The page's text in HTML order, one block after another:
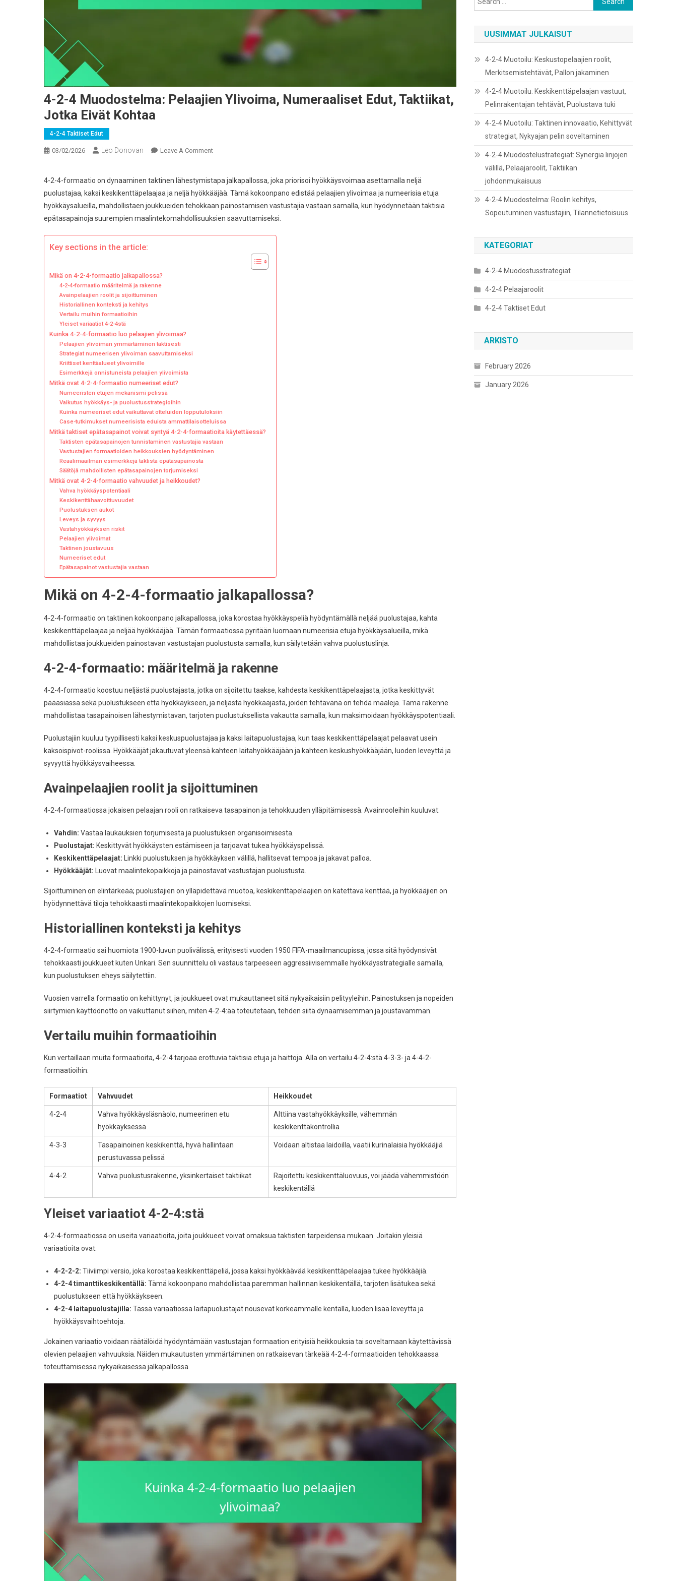
4-2-4 Muodostelma: Pelaajien Ylivoima, Numeraaliset Edut, Taktiikat,
Jotka Eivät Kohtaa
4-2-4 Taktiset Edut
03/02/2026 Leo Donovan Leave A CommentOn
4
Muodostelma:
Pelaajien
Ylivoima,
4-2-4-formaatio on dynaaminen taktinen lähestymistapa jalkapallossa, joka priorisoi hyökkäysvoimaa asettamalla neljä
puolustajaa, kaksi keskikenttäpelaajaa ja neljä hyökkääjää. Tämä kokoonpano edistää pelaajien ylivoimaa ja numeerisia etuja
hyökkäysalueilla, mahdollistaen joukkueiden tehokkaan painostamisen vastustajia vastaan samalla, kun hyödynnetään taktisia
epätasapainoja suurempien maalintekomahdollisuuksien saavuttamiseksi.
Key sections in the article:
Mikä on 4-2-4-formaatio jalkapallossa?
4-2-4-formaatio määritelmä ja rakenne
Avainpelaajien roolit ja sijoittuminen
Historiallinen konteksti ja kehitys
Vertailu muihin formaatioihin
Yleiset variaatiot 4-2-4stä
Kuinka 4-2-4-formaatio luo pelaajien ylivoimaa?
Pelaajien ylivoiman ymmärtäminen taktisesti
Strategiat numeerisen ylivoiman saavuttamiseksi
Kriittiset kenttäalueet ylivoimille
Esimerkkejä onnistuneista pelaajien ylivoimista
Mitkä ovat 4-2-4-formaatio numeeriset edut?
Numeeristen etujen mekanismi pelissä
Vaikutus hyökkäys- ja puolustusstrategioihin
Kuinka numeeriset edut vaikuttavat otteluiden lopputuloksiin
Case-tutkimukset numeerisista eduista ammattilaisotteluissa
Mitkä taktiset epätasapainot voivat syntyä 4-2-4-formaatioita käytettäessä?
Taktisten epätasapainojen tunnistaminen vastustajia vastaan
Vastustajien formaatioiden heikkouksien hyödyntäminen
Reaalimaailman esimerkkejä taktista epätasapainosta
Säätöjä mahdollisten epätasapainojen torjumiseksi
Mitkä ovat 4-2-4-formaatio vahvuudet ja heikkoudet?
Vahva hyökkäyspotentiaali
Keskikenttähaavoittuvuudet
Puolustuksen aukot
Leveys ja syvyys
Vastahyökkäyksen riskit
Pelaajien ylivoimat
Taktinen joustavuus
Numeeriset edut
Epätasapainot vastustajia vastaan
Mikä on 4-2-4-formaatio jalkapallossa?
4-2-4-formaatio on taktinen kokoonpano jalkapallossa, joka korostaa hyökkäyspeliä hyödyntämällä neljää puolustajaa, kahta
keskikenttäpelaajaa ja neljää hyökkääjää. Tämän formaatiossa pyritään luomaan numeerisia etuja hyökkäysalueilla, mikä
mahdollistaa joukkueiden painostavan vastustajan puolustusta samalla, kun säilytetään vahva puolustuslinja.
4-2-4-formaatio: määritelmä ja rakenne
4-2-4-formaatio koostuu neljästä puolustajasta, jotka on sijoitettu taakse, kahdesta keskikenttäpelaajasta, jotka keskittyvät
pääasiassa sekä puolustukseen että hyökkäykseen, ja neljästä hyökkääjästä, joiden tehtävänä on tehdä maaleja. Tämä rakenne
mahdollistaa tasapainoisen lähestymistavan, tarjoten puolustuksellista vakautta samalla, kun maksimoidaan hyökkäyspotentiaali.
Puolustajiin kuuluu tyypillisesti kaksi keskuspuolustajaa ja kaksi laitapuolustajaa, kun taas keskikenttäpelaajat pelaavat usein
kaksoispivot-roolissa. Hyökkääjät jakautuvat yleensä kahteen laitahyökkääjään ja kahteen keskushyökkääjään, luoden leveyttä ja
syvyyttä hyökkäysvaiheessa.
Avainpelaajien roolit ja sijoittuminen
4-2-4-formaatiossa jokaisen pelaajan rooli on ratkaiseva tasapainon ja tehokkuuden ylläpitämisessä. Avainrooleihin kuuluvat:
Vahdin: Vastaa laukauksien torjumisesta ja puolustuksen organisoimisesta.
Puolustajat: Keskittyvät hyökkäysten estämiseen ja tarjoavat tukea hyökkäyspelissä.
Keskikenttäpelaajat: Linkki puolustuksen ja hyökkäyksen välillä, hallitsevat tempoa ja jakavat palloa.
Hyökkääjät: Luovat maalintekopaikkoja ja painostavat vastustajan puolustusta.
Sijoittuminen on elintärkeää; puolustajien on ylläpidettävä muotoa, keskikenttäpelaajien on katettava kenttää, ja hyökkääjien on
hyödynnettävä tiloja tehokkaasti maalintekopaikkojen luomiseksi.
Historiallinen konteksti ja kehitys
4-2-4-formaatio sai huomiota 1900-luvun puolivälissä, erityisesti vuoden 1950 FIFA-maailmancupissa, jossa sitä hyödynsivät
tehokkaasti joukkueet kuten Unkari. Sen suunnittelu oli vastaus tarpeeseen aggressiivisemmalle hyökkäysstrategialle samalla,
kun puolustuksen eheys säilytettiin.
Vuosien varrella formaatio on kehittynyt, ja joukkueet ovat mukauttaneet sitä nykyaikaisiin pelityyleihin. Painostuksen ja nopeiden
siirtymien käyttöönotto on vaikuttanut siihen, miten 4-2-4:ää toteutetaan, tehden siitä dynaamisemman ja joustavamman.
Vertailu muihin formaatioihin
Kun vertaillaan muita formaatioita, 4-2-4 tarjoaa erottuvia taktisia etuja ja haittoja. Alla on vertailu 4-2-4:stä 4-3-3- ja 4-4-2-
formaatioihin:
Formaatiot Vahvuudet Heikkoudet
4-2-4
Vahva hyökkäysläsnäolo, numeerinen etu
hyökkäyksessä
Alttiina vastahyökkäyksille, vähemmän
keskikenttäkontrollia
4-3-3
Tasapainoinen keskikenttä, hyvä hallintaan
perustuvassa pelissä
Voidaan altistaa laidoilla, vaatii kurinalaisia hyökkääjiä
4-4-2 Vahva puolustusrakenne, yksinkertaiset taktiikat
Rajoitettu keskikenttäluovuus, voi jäädä vähemmistöön
keskikentällä
Yleiset variaatiot 4-2-4:stä
4-2-4-formaatiossa on useita variaatioita, joita joukkueet voivat omaksua taktisten tarpeidensa mukaan. Joitakin yleisiä
variaatioita ovat:
4-2-2-2: Tiiviimpi versio, joka korostaa keskikenttäpeliä, jossa kaksi hyökkäävää keskikenttäpelaajaa tukee hyökkääjiä.
4-2-4 timanttikeskikentällä: Tämä kokoonpano mahdollistaa paremman hallinnan keskikentällä, tarjoten lisätukea sekä
puolustukseen että hyökkäykseen.
4-2-4 laitapuolustajilla: Tässä variaatiossa laitapuolustajat nousevat korkeammalle kentällä, luoden lisää leveyttä ja
hyökkäysvaihtoehtoja.
Jokainen variaatio voidaan räätälöidä hyödyntämään vastustajan formaation erityisiä heikkouksia tai soveltamaan käytettävissä
olevien pelaajien vahvuuksia. Näiden mukautusten ymmärtäminen on ratkaisevan tärkeää 4-2-4-formaatioiden tehokkaassa
toteuttamisessa nykyaikaisessa jalkapallossa.
for:
UUSIMMAT JULKAISUT
4-2-4 Muotoilu: Keskustopelaajien roolit,
Merkitsemistehtävät, Pallon jakaminen
4-2-4 Muotoilu: Keskikenttäpelaajan vastuut,
Pelinrakentajan tehtävät, Puolustava tuki
4-2-4 Muotoilu: Taktinen innovaatio, Kehittyvät
strategiat, Nykyajan pelin soveltaminen
4-2-4 Muodostelustrategiat: Synergia linjojen
välillä, Pelaajaroolit, Taktiikan
johdonmukaisuus
4-2-4 Muodostelma: Roolin kehitys,
Sopeutuminen vastustajiin, Tilannetietoisuus
KATEGORIAT
4-2-4 Muodostusstrategiat
4-2-4 Pelaajaroolit
4-2-4 Taktiset Edut
ARKISTO
February 2026
January 2026